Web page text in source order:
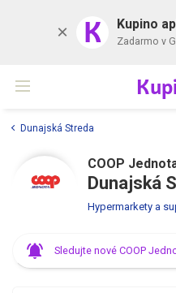
K Kupino
Zadarmo v
Dunajská Streda
COOP
Dunajská
Hypermarkety a
Sledujte nové COOP